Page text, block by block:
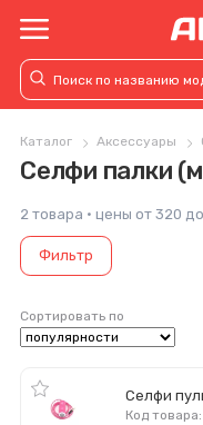
Каталог Аксессуары
Селфи палки
2 товара · цены от 320
Фильтр
Сортировать по
Селфи
Код